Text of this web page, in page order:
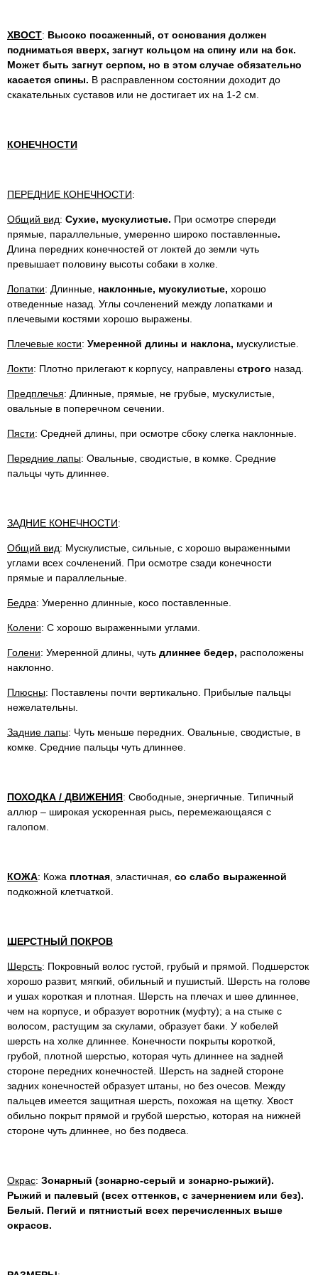
ХВОСТ: Высоко посаженный, от основания должен
подниматься вверх, загнут кольцом на спину или на бок.
Может быть загнут серпом, но в этом случае обязательно
касается спины. В расправленном состоянии доходит до
скакательных суставов или не достигает их на 1-2 см.
КОНЕЧНОСТИ
ПЕРЕДНИЕ КОНЕЧНОСТИ:
Общий вид: Сухие, мускулистые. При осмотре спереди
прямые, параллельные, умеренно широко поставленные.
Длина передних конечностей от локтей до земли чуть
превышает половину высоты собаки в холке.
Лопатки: Длинные, наклонные, мускулистые, хорошо
отведенные назад. Углы сочленений между лопатками и
плечевыми костями хорошо выражены.
Плечевые кости: Умеренной длины и наклона, мускулистые.
Локти: Плотно прилегают к корпусу, направлены строго назад.
Предплечья: Длинные, прямые, не грубые, мускулистые,
овальные в поперечном сечении.
Пясти: Средней длины, при осмотре сбоку слегка наклонные.
Передние лапы: Овальные, сводистые, в комке. Средние
пальцы чуть длиннее.
ЗАДНИЕ КОНЕЧНОСТИ:
Общий вид: Мускулистые, сильные, с хорошо выраженными
углами всех сочленений. При осмотре сзади конечности
прямые и параллельные.
Бедра: Умеренно длинные, косо поставленные.
Колени: С хорошо выраженными углами.
Голени: Умеренной длины, чуть длиннее бедер, расположены
наклонно.
Плюсны: Поставлены почти вертикально. Прибылые пальцы
нежелательны.
Задние лапы: Чуть меньше передних. Овальные, сводистые, в
комке. Средние пальцы чуть длиннее.
ПОХОДКА / ДВИЖЕНИЯ: Свободные, энергичные. Типичный
аллюр – широкая ускоренная рысь, перемежающаяся с
галопом.
КОЖА: Кожа плотная , эластичная, со слабо выраженной
подкожной клетчаткой.
ШЕРСТНЫЙ ПОКРОВ
Шерсть: Покровный волос густой, грубый и прямой. Подшерсток
хорошо развит, мягкий, обильный и пушистый. Шерсть на голове
и ушах короткая и плотная. Шерсть на плечах и шее длиннее,
чем на корпусе, и образует воротник (муфту); а на стыке с
волосом, растущим за скулами, образует баки. У кобелей
шерсть на холке длиннее. Конечности покрыты короткой,
грубой, плотной шерстью, которая чуть длиннее на задней
стороне передних конечностей. Шерсть на задней стороне
задних конечностей образует штаны, но без очесов. Между
пальцев имеется защитная шерсть, похожая на щетку. Хвост
обильно покрыт прямой и грубой шерстью, которая на нижней
стороне чуть длиннее, но без подвеса.
Окрас: Зонарный (зонарно-серый и зонарно-рыжий).
Рыжий и палевый (всех оттенков, с зачернением или без).
Белый. Пегий и пятнистый всех перечисленных выше
окрасов.